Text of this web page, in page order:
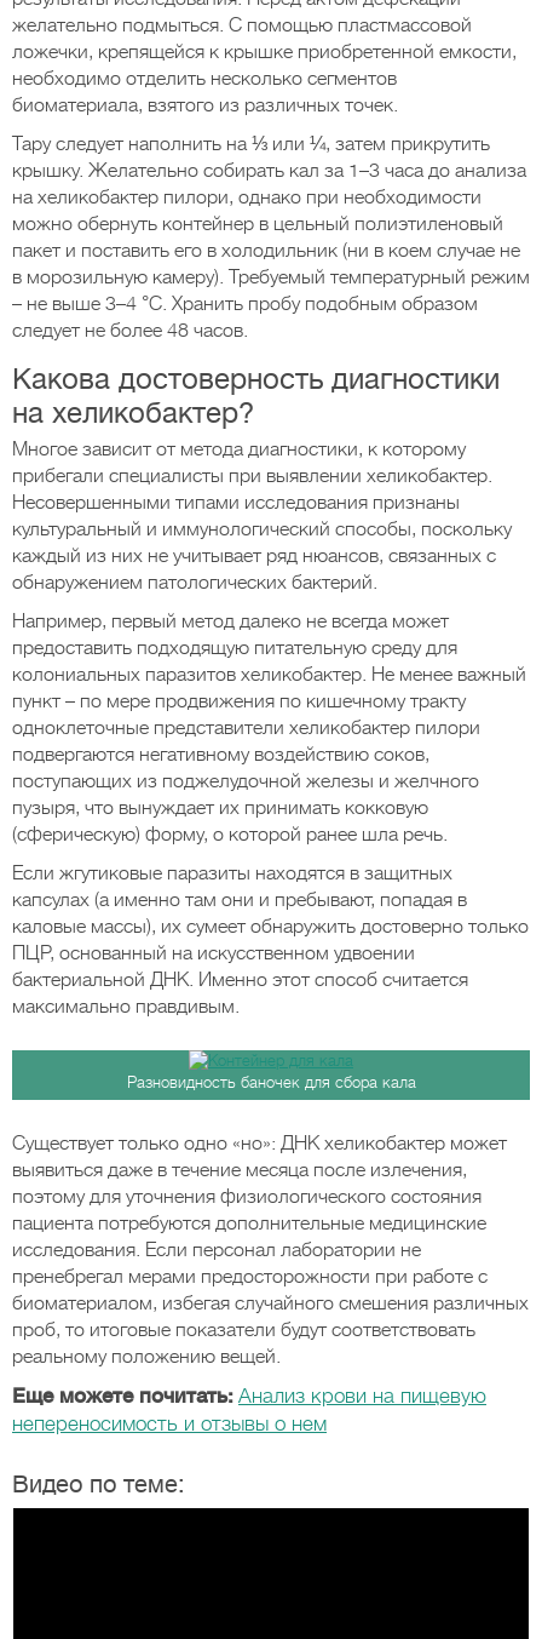
желательно подмыться. С помощью пластмассовой
ложечки, крепящейся к крышке приобретенной емкости,
необходимо отделить несколько сегментов
биоматериала, взятого из различных точек.
Тару следует наполнить на ⅓ или ¼, затем прикрутить
крышку. Желательно собирать кал за 1–3 часа до анализа
на хеликобактер пилори, однако при необходимости
можно обернуть контейнер в цельный полиэтиленовый
пакет и поставить его в холодильник (ни в коем случае не
в морозильную камеру). Требуемый температурный режим
– не выше 3–4 °C. Хранить пробу подобным образом
следует не более 48 часов.
Какова достоверность диагностики
на хеликобактер?
Многое зависит от метода диагностики, к которому
прибегали специалисты при выявлении хеликобактер.
Несовершенными типами исследования признаны
культуральный и иммунологический способы, поскольку
каждый из них не учитывает ряд нюансов, связанных с
обнаружением патологических бактерий.
Например, первый метод далеко не всегда может
предоставить подходящую питательную среду для
колониальных паразитов хеликобактер. Не менее важный
пункт – по мере продвижения по кишечному тракту
одноклеточные представители хеликобактер пилори
подвергаются негативному воздействию соков,
поступающих из поджелудочной железы и желчного
пузыря, что вынуждает их принимать кокковую
(сферическую) форму, о которой ранее шла речь.
Если жгутиковые паразиты находятся в защитных
капсулах (а именно там они и пребывают, попадая в
каловые массы), их сумеет обнаружить достоверно только
ПЦР, основанный на искусственном удвоении
бактериальной ДНК. Именно этот способ считается
максимально правдивым.
Разновидность баночек для сбора кала
Существует только одно «но»: ДНК хеликобактер может
выявиться даже в течение месяца после излечения,
поэтому для уточнения физиологического состояния
пациента потребуются дополнительные медицинские
исследования. Если персонал лаборатории не
пренебрегал мерами предосторожности при работе с
биоматериалом, избегая случайного смешения различных
проб, то итоговые показатели будут соответствовать
реальному положению вещей.
Еще можете почитать: Анализ крови на пищевую
непереносимость и отзывы о нем
Видео по теме: